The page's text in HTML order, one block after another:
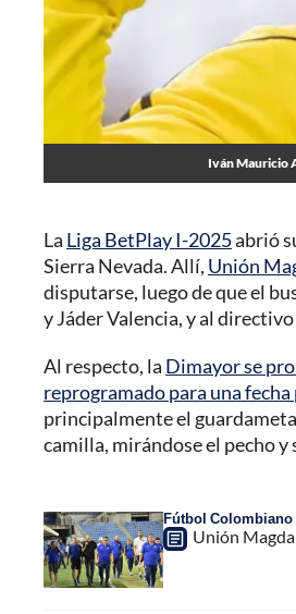
Iván Mauricio
La Liga BetPlay I-2025abrió
Sierra Nevada. Allí, Unión
disputarse, luego de que el
y Jáder Valencia, y al
Al respecto, la Dimayor se
reprogramado para una
principalmente el
camilla, mirándose el pecho
Fútbol Colombiano
Unión